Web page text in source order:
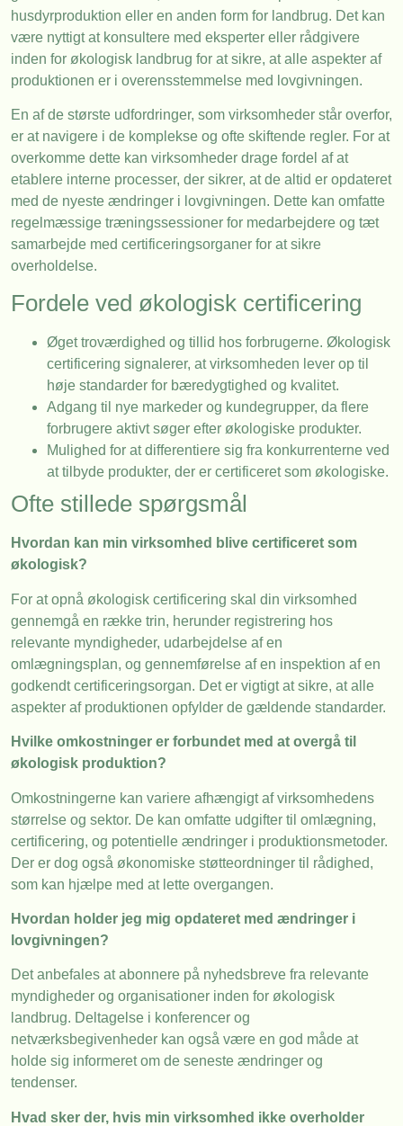
husdyrproduktion eller en anden form for landbrug. Det kan
være nyttigt at konsultere med eksperter eller rådgivere
inden for økologisk landbrug for at sikre, at alle aspekter af
produktionen er i overensstemmelse med lovgivningen.
En af de største udfordringer, som virksomheder står overfor,
er at navigere i de komplekse og ofte skiftende regler. For at
overkomme dette kan virksomheder drage fordel af at
etablere interne processer, der sikrer, at de altid er opdateret
med de nyeste ændringer i lovgivningen. Dette kan omfatte
regelmæssige træningssessioner for medarbejdere og tæt
samarbejde med certificeringsorganer for at sikre
overholdelse.
Fordele ved økologisk certificering
Øget troværdighed og tillid hos forbrugerne. Økologisk
certificering signalerer, at virksomheden lever op til
høje standarder for bæredygtighed og kvalitet.
Adgang til nye markeder og kundegrupper, da flere
forbrugere aktivt søger efter økologiske produkter.
Mulighed for at differentiere sig fra konkurrenterne ved
at tilbyde produkter, der er certificeret som økologiske.
Ofte stillede spørgsmål
Hvordan kan min virksomhed blive certificeret som
økologisk?
For at opnå økologisk certificering skal din virksomhed
gennemgå en række trin, herunder registrering hos
relevante myndigheder, udarbejdelse af en
omlægningsplan, og gennemførelse af en inspektion af en
godkendt certificeringsorgan. Det er vigtigt at sikre, at alle
aspekter af produktionen opfylder de gældende standarder.
Hvilke omkostninger er forbundet med at overgå til
økologisk produktion?
Omkostningerne kan variere afhængigt af virksomhedens
størrelse og sektor. De kan omfatte udgifter til omlægning,
certificering, og potentielle ændringer i produktionsmetoder.
Der er dog også økonomiske støtteordninger til rådighed,
som kan hjælpe med at lette overgangen.
Hvordan holder jeg mig opdateret med ændringer i
lovgivningen?
Det anbefales at abonnere på nyhedsbreve fra relevante
myndigheder og organisationer inden for økologisk
landbrug. Deltagelse i konferencer og
netværksbegivenheder kan også være en god måde at
holde sig informeret om de seneste ændringer og
tendenser.
Hvad sker der, hvis min virksomhed ikke overholder